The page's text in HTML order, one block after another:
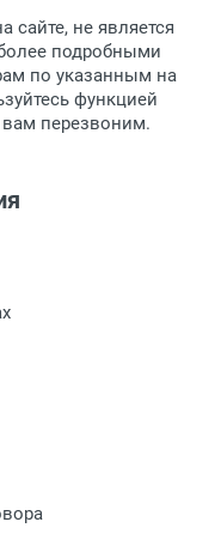
счет.
при себе
в течение 3
на
за хранение
компанией
к вам пункта
по
сайте, не является
подробными
по указанным на
функцией
перезвоним.